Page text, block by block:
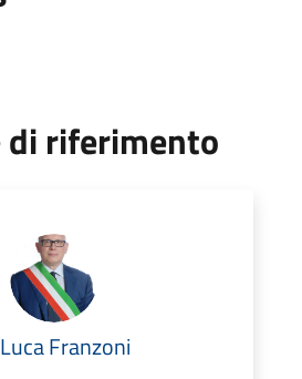
di riferimento
Luca Franzoni